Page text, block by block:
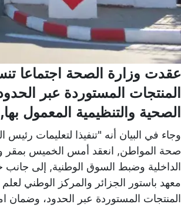
عقدت وزارة الصحة اجتماعا
المنتجات المستوردة عبر
الصحية والتنظيمية المعمول
وجاء في البيان أنه "تنفيذا لتعليمات
صحة المواطن, انعقد أمس الخميس بمقر
الداخلية وضبط السوق الوطنية, إلى جانب
معهد باستور الجزائر والمركز الوطني
المنتجات المستوردة عبر الحدود، وضمان